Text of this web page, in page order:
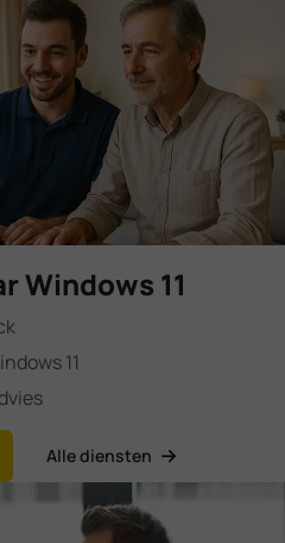
Windows 11
11
Alle diensten